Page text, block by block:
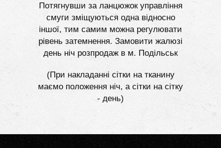
Потягнувши за ланцюжок управління
смуги зміщуються одна відносно
іншої, тим самим можна регулювати
рівень затемнення. Замовити жалюзі
день ніч розпродаж в м. Подільськ
(При накладанні сітки на тканину
маємо положення ніч, а сітки на сітку
- день)